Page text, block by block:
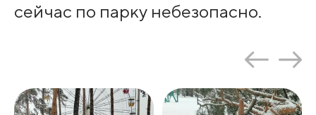
сейчас по парку небезопасно.